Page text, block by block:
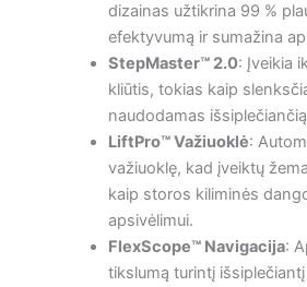
dizainas užtikrina 99 %
efektyvumą ir sumažina
StepMaster™ 2.0: Įveikia
kliūtis, tokias kaip
naudodamas
LiftPro™ Važiuoklė:
važiuoklę, kad įveiktų
kaip storos kiliminės
apsivėlimui.
FlexScope™ Navigacija:
tikslumą turintį